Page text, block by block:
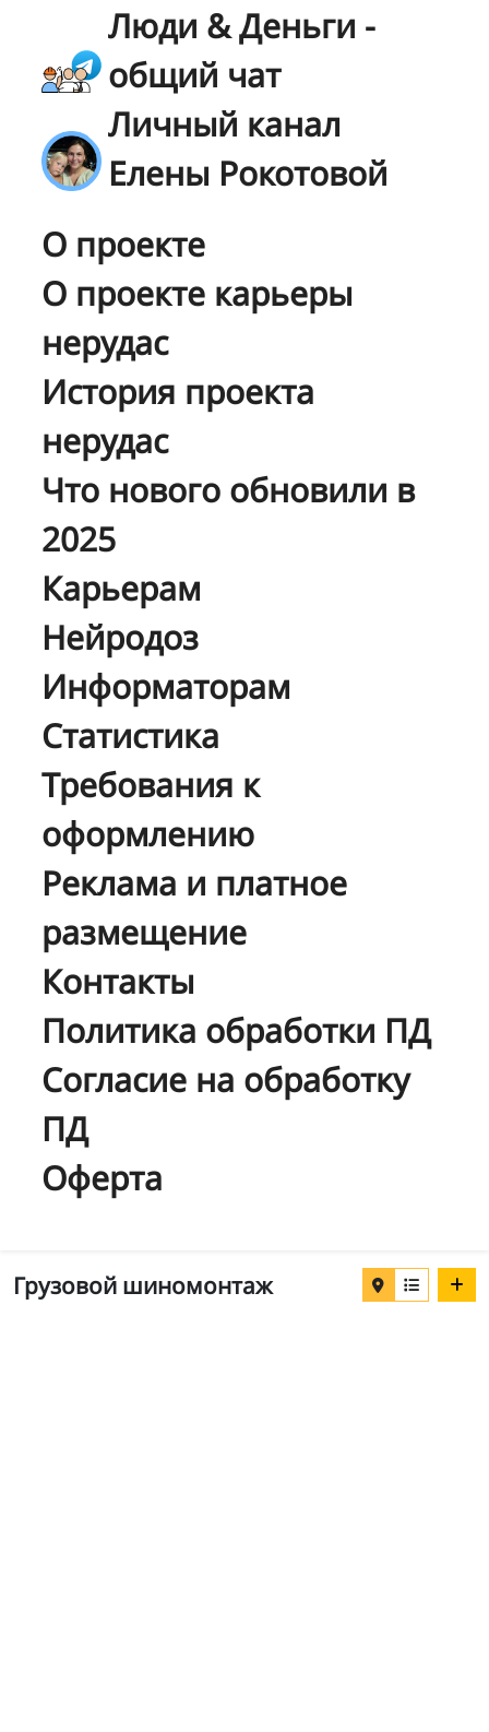
Люди & Деньги -
общий чат
Личный канал
Елены Рокотовой
О проекте
О проекте карьеры
нерудас
История проекта
нерудас
Что нового обновили в
2025
Карьерам
Нейродоз
Информаторам
Статистика
Требования к
оформлению
Реклама и платное
размещение
Контакты
Политика обработки ПД
Согласие на обработку
ПД
Оферта
Грузовой шиномонтаж